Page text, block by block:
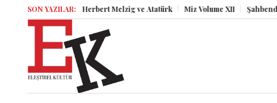
SON YAZILAR:Herbert Melzig ve Atatürk Miz Volume XII Şahbender